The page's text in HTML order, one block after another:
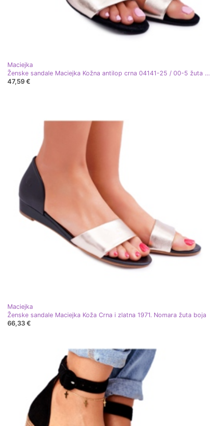
Maciejka
Ženske sandale Maciejka Kožna antilop crna 04141-25 / 00-5 žuta boja
47,59 €
Maciejka
Ženske sandale Maciejka Koža Crna i zlatna 1971. Nomara žuta boja
66,33 €